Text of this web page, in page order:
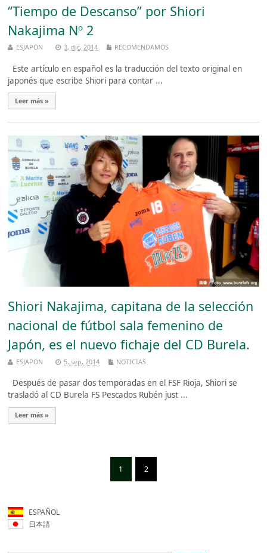
“Tiempo de Descanso” por Shiori
Nakajima Nº 2
ESJAPON 3, dic, 2014 RECOMENDAMOS
Este artículo en español es la traducción del texto original en
japonés que escribe Shiori para contar ...
Leer más »
Shiori Nakajima, capitana de la selección
nacional de fútbol sala femenino de
Japón, es el nuevo fichaje del CD Burela.
ESJAPON 5, sep, 2014 NOTICIAS
Después de pasar dos temporadas en el FSF Rioja, Shiori se
trasladó al CD Burela FS Pescados Rubén just ...
Leer más »
1 2
ESPAÑOL
日本語